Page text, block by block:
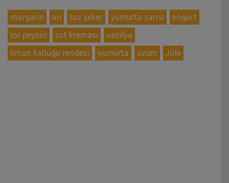
margarin un toz şeker yumurta sarısı
yoğurt
lor peyniri
süt kreması
vanilya
limon kabuğu rendesi
yumurta üzüm Jöle